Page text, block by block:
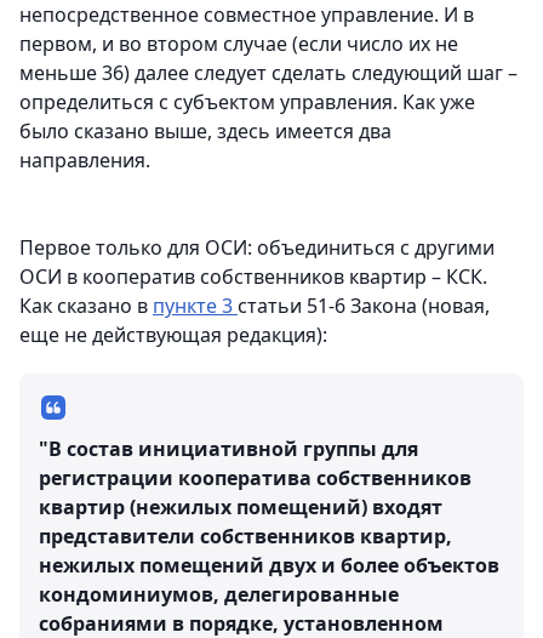
непосредственное совместное управление. И в
первом, и во втором случае (если число их не
меньше 36) далее следует сделать следующий шаг –
определиться с субъектом управления. Как уже
было сказано выше, здесь имеется два
направления.
Первое только для ОСИ: объединиться с другими
ОСИ в кооператив собственников квартир – КСК.
Как сказано в пункте 3статьи 51-6 Закона (новая,
еще не действующая редакция):
"В состав инициативной группы для
регистрации кооператива собственников
квартир (нежилых помещений) входят
представители собственников квартир,
нежилых помещений двух и более объектов
кондоминиумов, делегированные
собраниями в порядке, установленном